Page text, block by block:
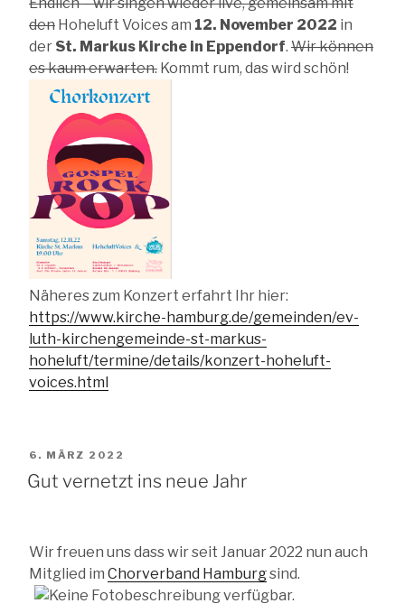
den Hoheluft Voices am 12. November 2022 in
der St. Markus Kirche in Eppendorf. Wir können
es kaum erwarten. Kommt rum, das wird schön!
Näheres zum Konzert erfahrt Ihr hier:
https://www.kirche-hamburg.de/gemeinden/ev-
luth-kirchengemeinde-st-markus-
hoheluft/termine/details/konzert-hoheluft-
voices.html
VERÖFFENTLICHT
AM
6. MÄRZ 2022
Gut vernetzt ins neue Jahr
Wir freuen uns dass wir seit Januar 2022 nun auch
Mitglied im Chorverband Hamburgsind.